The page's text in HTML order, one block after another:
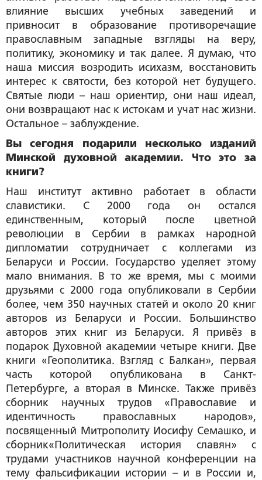
влияние высших учебных заведений и
привносит в образование противоречащие
православным западные взгляды на веру,
политику, экономику и так далее. Я думаю, что
наша миссия возродить исихазм, восстановить
интерес к святости, без которой нет будущего.
Святые люди – наш ориентир, они наш идеал,
они возвращают нас к истокам и учат нас жизни.
Остальное – заблуждение.
Вы сегодня подарили несколько изданий
Минской духовной академии. Что это за
книги?
Наш институт активно работает в области
славистики. С 2000 года он остался
единственным, который после цветной
революции в Сербии в рамках народной
дипломатии сотрудничает с коллегами из
Беларуси и России. Государство уделяет этому
мало внимания. В то же время, мы с моими
друзьями с 2000 года опубликовали в Сербии
более, чем 350 научных статей и около 20 книг
авторов из Беларуси и России. Большинство
авторов этих книг из Беларуси. Я привёз в
подарок Духовной академии четыре книги. Две
книги «Геополитика. Взгляд с Балкан», первая
часть которой опубликована в Санкт-
Петербурге, а вторая в Минске. Также привёз
сборник научных трудов «Православие и
идентичность православных народов»,
посвященный Митрополиту Иосифу Семашко, и
сборник«Политическая история славян» с
трудами участников научной конференции на
тему фальсификации истории – и в России и,